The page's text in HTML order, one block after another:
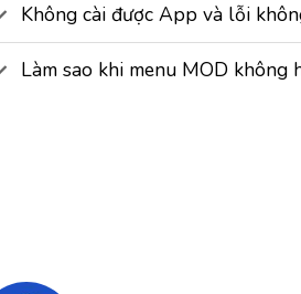
Không cài được App và lỗi
Làm sao khi menu MOD không